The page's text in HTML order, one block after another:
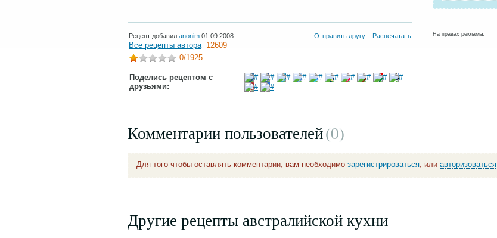
Рецепт добавил anonim 01.09.2008 Отправить другу Распечатать
Все рецепты автора 12609
0/1925
Поделись рецептом с
друзьями:
На правах рекламы:
Комментарии пользователей(0)
Для того чтобы оставлять комментарии, вам необходимо зарегистрироваться, или авторизоваться
Другие рецепты австралийской кухни